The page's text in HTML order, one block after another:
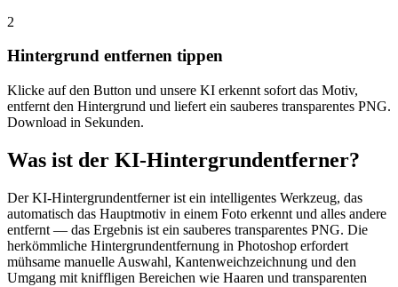
2
Hintergrund entfernen tippen
Klicke auf den Button und unsere KI erkennt sofort das Motiv,
entfernt den Hintergrund und liefert ein sauberes transparentes PNG.
Download in Sekunden.
Was ist der KI-Hintergrundentferner?
Der KI-Hintergrundentferner ist ein intelligentes Werkzeug, das
automatisch das Hauptmotiv in einem Foto erkennt und alles andere
entfernt — das Ergebnis ist ein sauberes transparentes PNG. Die
herkömmliche Hintergrundentfernung in Photoshop erfordert
mühsame manuelle Auswahl, Kantenweichzeichnung und den
Umgang mit kniffligen Bereichen wie Haaren und transparenten